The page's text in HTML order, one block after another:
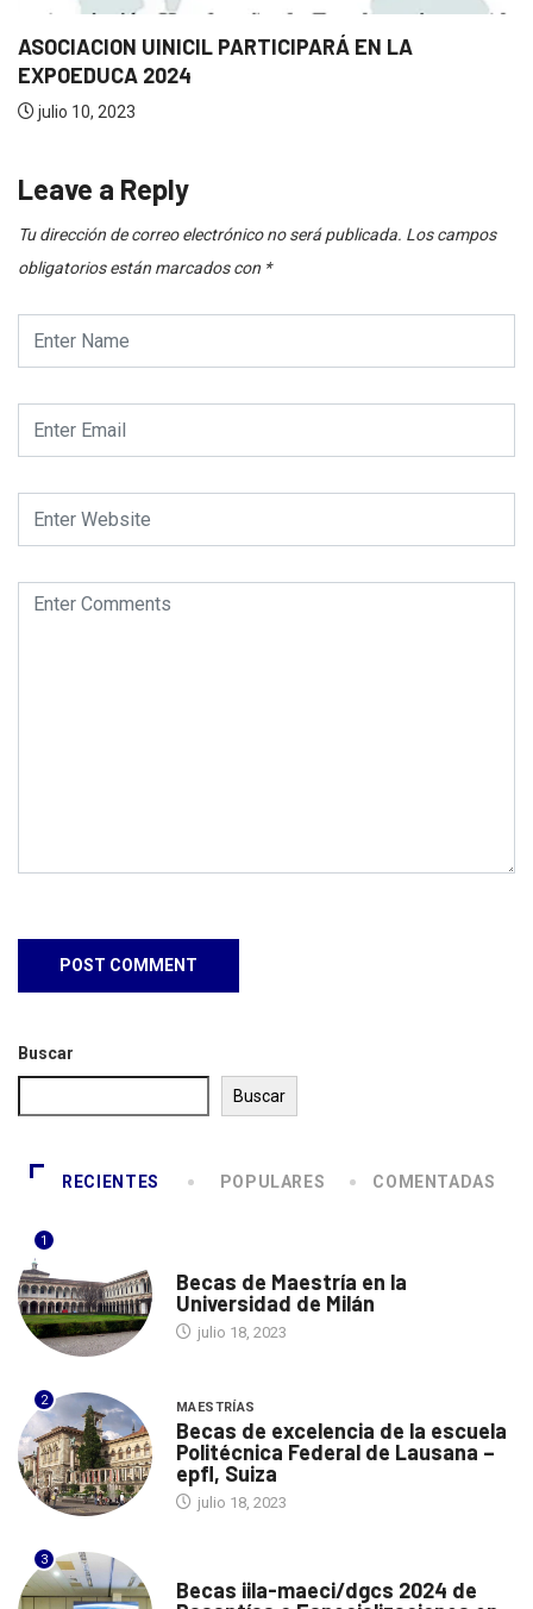
ASOCIACION UINICIL PARTICIPARÁ EN LA
EXPOEDUCA 2024
julio 10, 2023
Leave a Reply
Tu dirección de correo electrónico no será publicada. Los campos
obligatorios están marcados con *
Buscar
Buscar
RECIENTES POPULARES COMENTADAS
1
Becas de Maestría en la
Universidad de Milán
julio 18, 2023
2 MAESTRÍAS
Becas de excelencia de la escuela
Politécnica Federal de Lausana –
epfl, Suiza
julio 18, 2023
3
Becas iila-maeci/dgcs 2024 de